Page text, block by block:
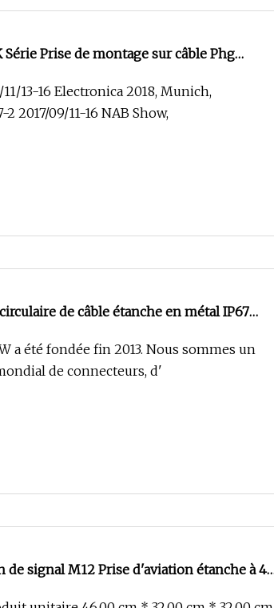
Série Prise de montage sur câble Phg
13-16 Electronica 2018, Munich,
2 2017/09/11-16 NAB Show,
de câble étanche en métal IP67
a été fondée fin 2013. Nous sommes un
de connecteurs, d'
signal M12 Prise d'aviation étanche à 4